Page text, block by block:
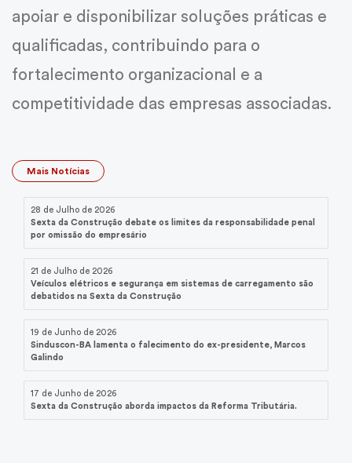
apoiar e disponibilizar soluções práticas e
qualificadas, contribuindo para o
fortalecimento organizacional e a
competitividade das empresas associadas.
Mais Notícias
28 de Julho de 2026
Sexta da Construção debate os limites da responsabilidade penal
por omissão do empresário
21 de Julho de 2026
Veículos elétricos e segurança em sistemas de carregamento são
debatidos na Sexta da Construção
19 de Junho de 2026
Sinduscon-BA lamenta o falecimento do ex-presidente, Marcos
Galindo
17 de Junho de 2026
Sexta da Construção aborda impactos da Reforma Tributária.